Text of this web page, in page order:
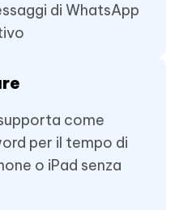
di WhatsApp
come
per il tempo di
o iPad senza